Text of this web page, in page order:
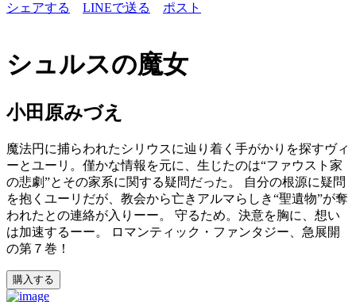
シェアする LINEで送る ポスト
シュルスの魔女
小田原みづえ
魔法円に捕らわれたシリウスに辿り着く手がかりを探すヴィ
ーとユーリ。僅かな情報を元に、生じたのは“ファウスト家
の悲劇”とその家系に関する疑問だった。 自分の根源に疑問
を抱くユーリだが、教会から亡きアルマらしき“聖遺物”が奪
われたとの連絡が入りーー。 守るため。決意を胸に、想い
は加速するーー。 ロマンティック・ファンタジー、急展開
の第７巻！
購入する